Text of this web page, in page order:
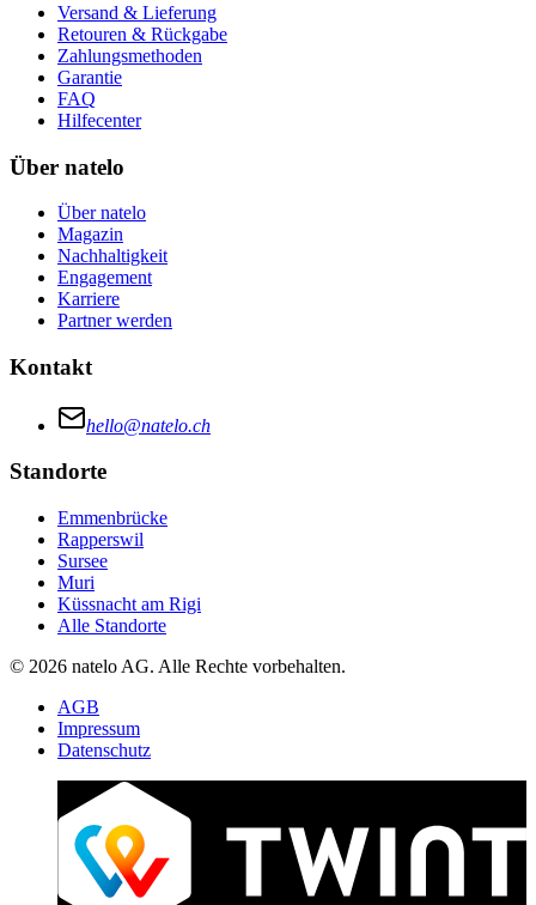
Versand & Lieferung
Retouren & Rückgabe
Zahlungsmethoden
Garantie
FAQ
Hilfecenter
Über natelo
Über natelo
Magazin
Nachhaltigkeit
Engagement
Karriere
Partner werden
Kontakt
hello@natelo.ch
Standorte
Emmenbrücke
Rapperswil
Sursee
Muri
Küssnacht am Rigi
Alle Standorte
© 2026 natelo AG. Alle Rechte vorbehalten.
AGB
Impressum
Datenschutz